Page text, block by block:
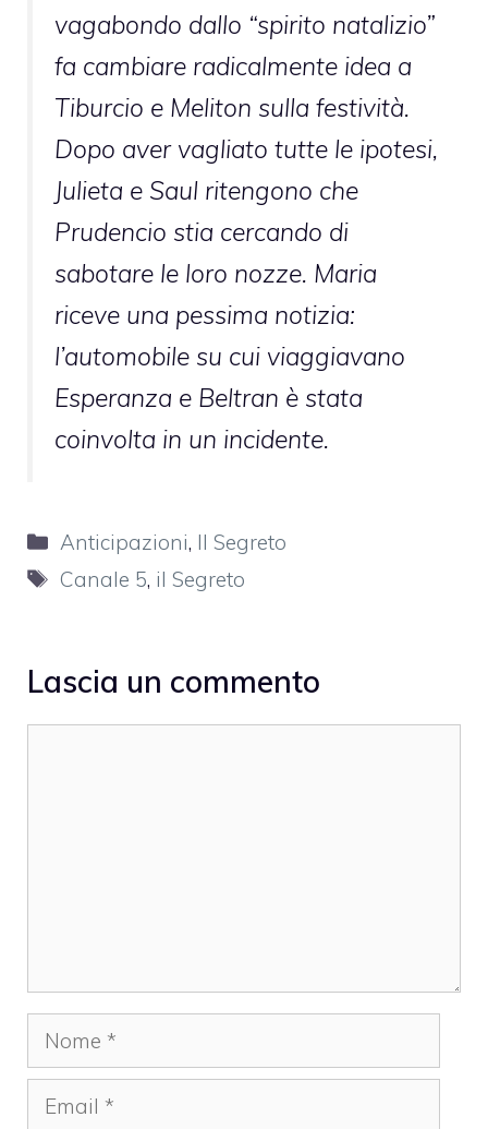
vagabondo dallo “spirito natalizio”
fa cambiare radicalmente idea a
Tiburcio e Meliton sulla festività.
Dopo aver vagliato tutte le ipotesi,
Julieta e Saul ritengono che
Prudencio stia cercando di
sabotare le loro nozze. Maria
riceve una pessima notizia:
l’automobile su cui viaggiavano
Esperanza e Beltran è stata
coinvolta in un incidente.
Categorie
Anticipazioni, Il Segreto
Tag
Canale 5, il Segreto
Lascia un commento
Nome
Email